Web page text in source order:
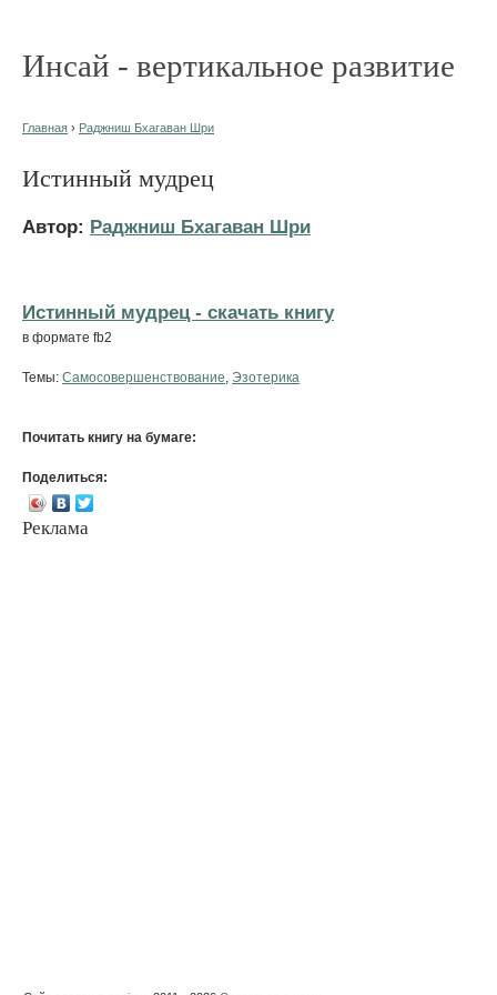
Инсай - вертикальное развитие
Главная › Раджниш Бхагаван Шри
Истинный мудрец
Автор: Раджниш Бхагаван Шри
Истинный мудрец - cкачать книгу
в формате fb2
Темы: Самосовершенствование Эзотерика
Почитать книгу на бумаге:
Поделиться:
Реклама